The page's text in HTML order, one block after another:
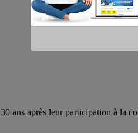
ans après leur participation à la